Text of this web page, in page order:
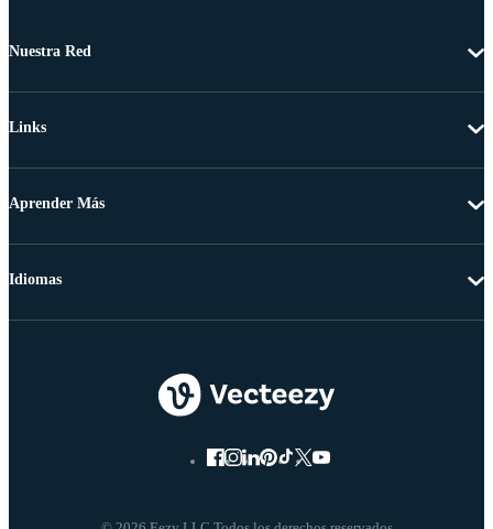
Nuestra Red
Links
Aprender Más
Idiomas